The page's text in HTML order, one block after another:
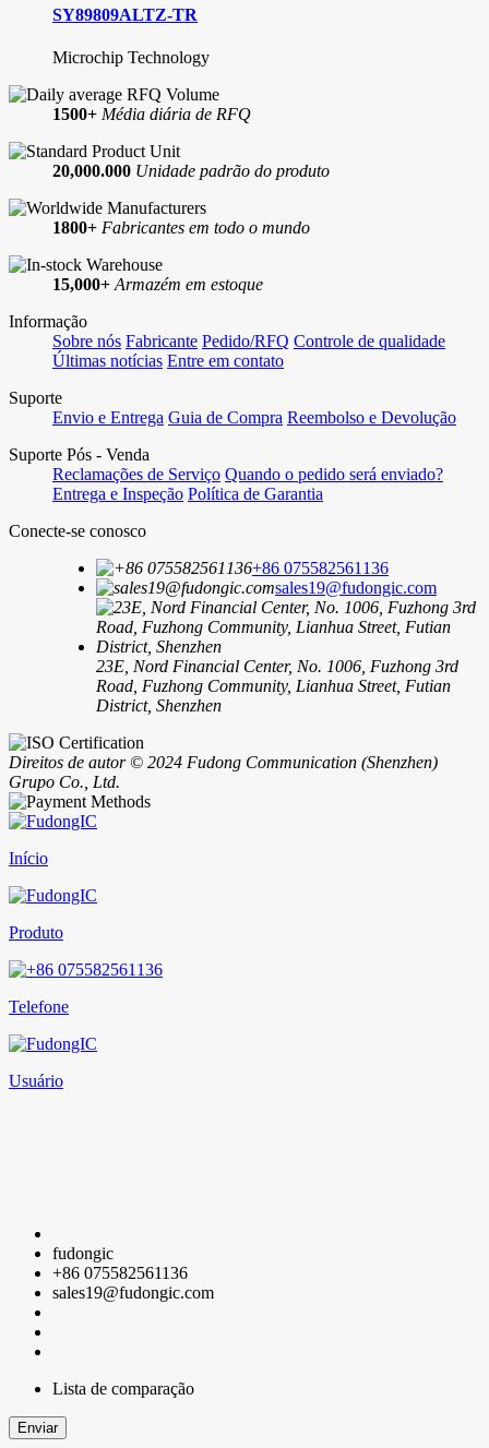
SN0305042RTHT
853S01AGILFT
Renesas Electronics America Inc
SY89809ALTZ
Microchip Technology
SY89809ALTZ-TR
Microchip Technology
1500+ Média diária de RFQ
20,000.000 Unidade padrão do produto
1800+
Sobre nós
Envio e Entrega
Suporte Pós - Venda
Entrega e Inspeção
23E, Nord Financial Center, No. 1006, Fuzhong 3rd
Road, Fuzhong Community, Lianhua Street, Futian
District, Shenzhen
Direitos de autor © 2024 Fudong Communication (Shenzhen)